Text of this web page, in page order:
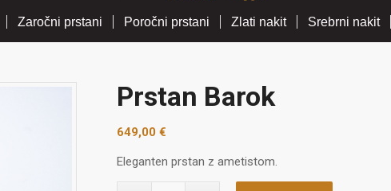
Zaročni prstani Poročni prstani Zlati nakit Srebrni nakit
Prstan Barok
649,00 €
Eleganten prstan z ametistom.